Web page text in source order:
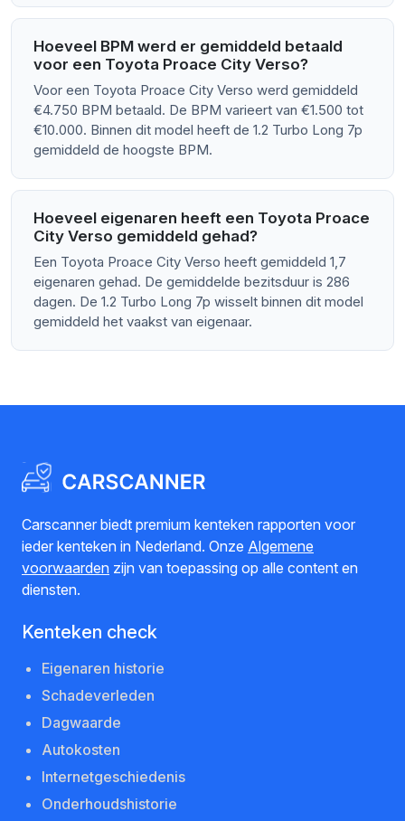
Hoeveel BPM werd er gemiddeld betaald
voor een Toyota Proace City Verso?
Voor een Toyota Proace City Verso werd gemiddeld
€4.750 BPM betaald. De BPM varieert van €1.500 tot
€10.000. Binnen dit model heeft de 1.2 Turbo Long 7p
gemiddeld de hoogste BPM.
Hoeveel eigenaren heeft een Toyota Proace
City Verso gemiddeld gehad?
Een Toyota Proace City Verso heeft gemiddeld 1,7
eigenaren gehad. De gemiddelde bezitsduur is 286
dagen. De 1.2 Turbo Long 7p wisselt binnen dit model
gemiddeld het vaakst van eigenaar.
Carscanner biedt premium kenteken rapporten voor
ieder kenteken in Nederland. Onze Algemene
voorwaarden zijn van toepassing op alle content en
diensten.
Kenteken check
Eigenaren historie
Schadeverleden
Dagwaarde
Autokosten
Internetgeschiedenis
Onderhoudshistorie